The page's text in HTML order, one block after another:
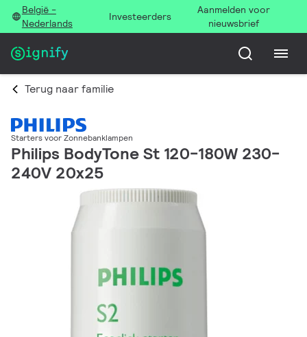
België -
Nederlands
Investeerders
Aanmelden voor
nieuwsbrief
Terug naar familie
Starters voor Zonnebanklampen
Philips BodyTone St 120-180W 230-
240V 20x25